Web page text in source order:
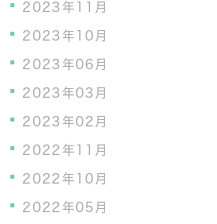
2023年11月
2023年10月
2023年06月
2023年03月
2023年02月
2022年11月
2022年10月
2022年05月